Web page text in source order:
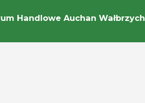
Handlowe Auchan Wałbrzych